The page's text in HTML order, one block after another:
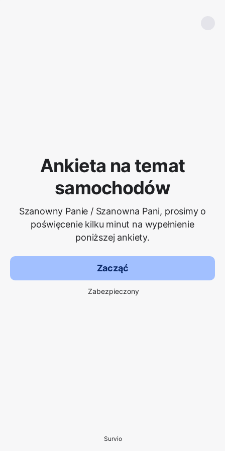
Ankieta na temat
samochodów
Szanowny Panie / Szanowna Pani, prosimy o
poświęcenie kilku minut na wypełnienie
poniższej ankiety.
Zacząć
Zabezpieczony
Survio